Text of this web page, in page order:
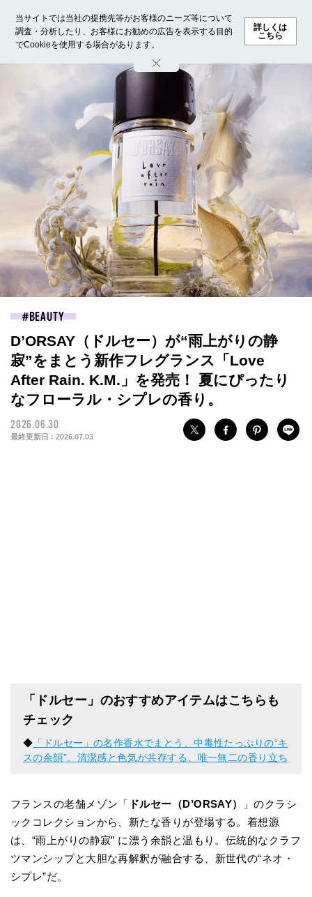
当サイトでは当社の提携先等がお客様のニーズ等について
調査・分析したり、お客様にお勧めの広告を表示する目的
でCookieを使用する場合があります。
詳しくは
こちら
ホーム モデル募集 ランキング ファッション ビューテ
BEAUTY
D’ORSAY（ドルセー）が“雨上がりの静
寂”をまとう新作フレグランス「Love
After Rain. K.M.」を発売！ 夏にぴったり
なフローラル・シプレの香り。
2026.06.30
最終更新日 : 2026.07.03
「ドルセー」のおすすめアイテムはこちらも
チェック
◆ 「ドルセー」の名作香水でまとう、中毒性たっぷりの“キ
スの余韻”。清潔感と色気が共存する、唯一無二の香り立ち
フランスの老舗メゾン「 ドルセー（D’ORSAY）
」のクラシ
ックコレクションから、新たな香りが登場する。着想源
は、“雨上がりの静寂” に漂う余韻と温もり。伝統的なクラフ
ツマンシップと大胆な再解釈が融合する、新世代の“ネオ・
シプレ”だ。